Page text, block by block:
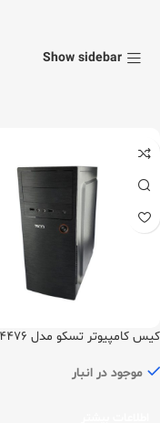
Show sidebar
کیس کامپیوتر تسکو مدل TC 4476
موجود در انبار